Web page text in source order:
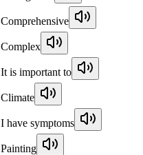
Comprehensive
Complex
It is important to
Climate
I have symptoms
Painting